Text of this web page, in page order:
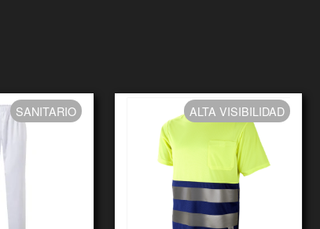
SANITARIO ALTA VISIBILIDAD